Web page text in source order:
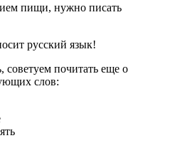
пищи, нужно писать
русский язык!
советуем почитать еще о
слов: